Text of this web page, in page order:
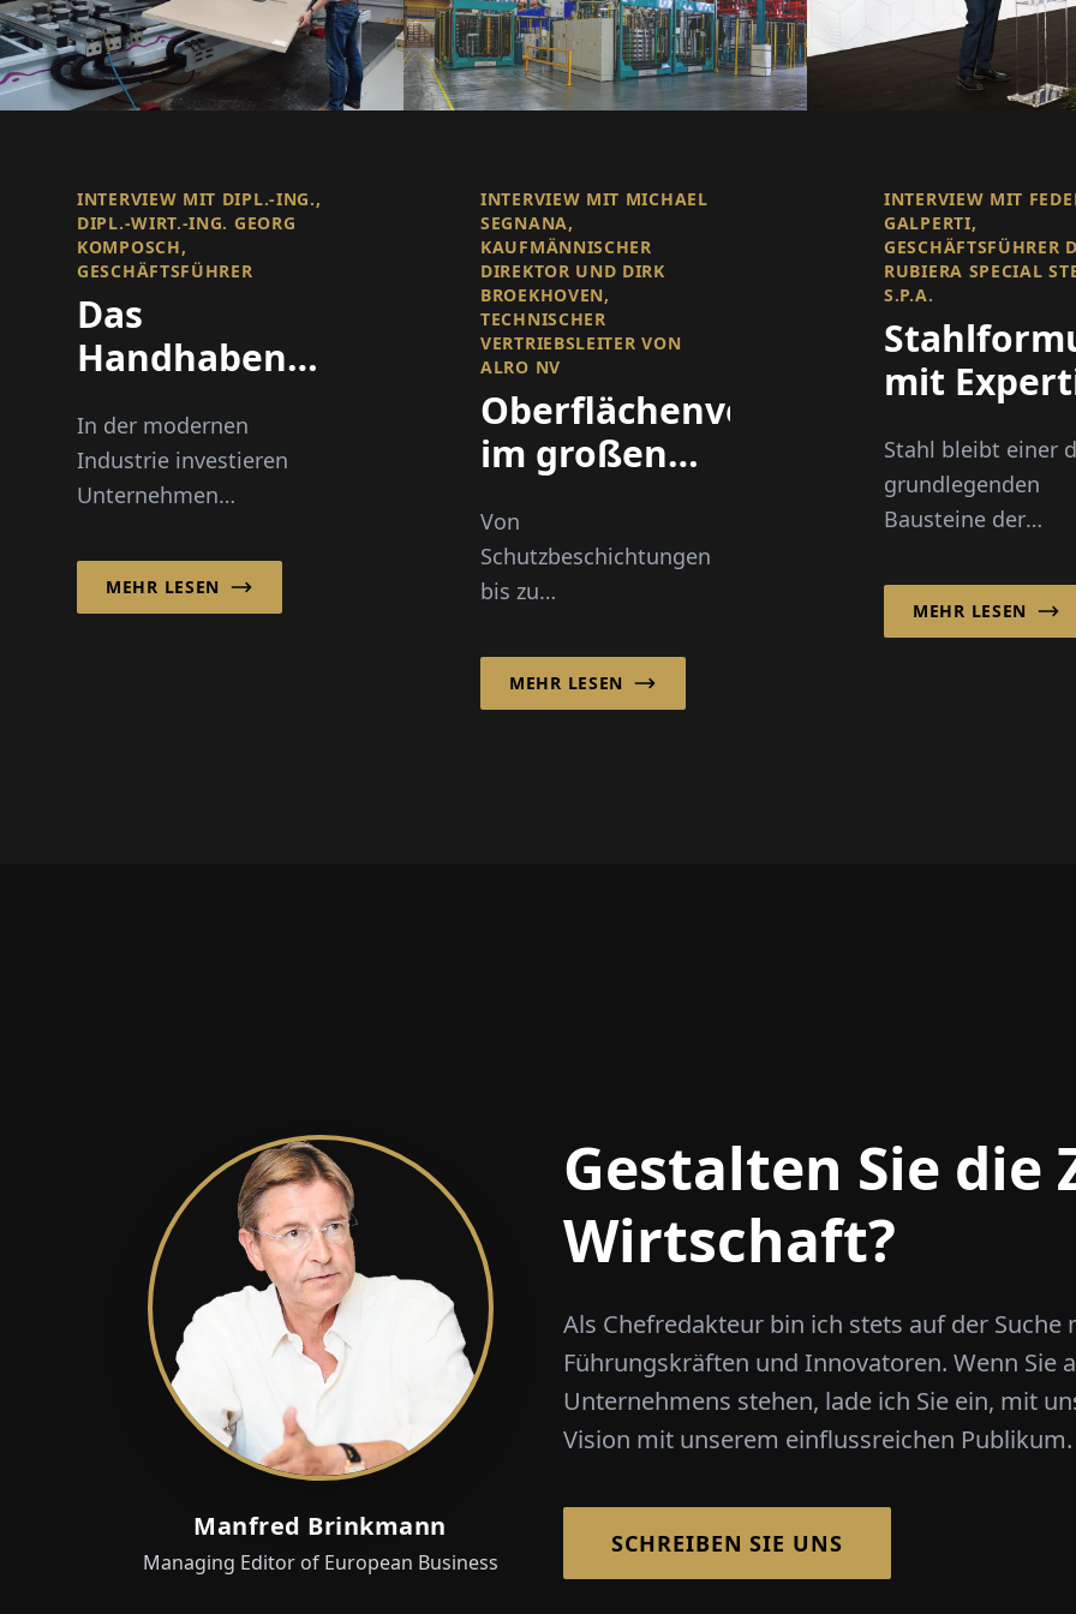
INTERVIEW MIT DIPL.-ING.,
DIPL.-WIRT.-ING. GEORG
KOMPOSCH,
GESCHÄFTSFÜHRER
Das
Handhaben
Lasten
erleichtern
In der modernen
Industrie investieren
Unternehmen
intelligente
Handhabungs- und
MEHR LESEN
INTERVIEW MIT MICHAEL
SEGNANA,
KAUFMÄNNISCHER
DIREKTOR UND DIRK
BROEKHOVEN,
TECHNISCHER
VERTRIEBSLEITER VON
ALRO NV
Oberflächenveredelung
im großen
Von
Schutzbeschichtungen
bis zu
Veredelungsprozessen
hat die industrielle
MEHR LESEN
INTERVIEW MIT
GALPERTI,
GESCHÄFTSFÜHRER
RUBIERA SPECIAL
S.P.A.
mit
Stahl bleibt einer
grundlegenden
Bausteine der
doch seine
wird zunehmend
MEHR LESEN
Manfred Brinkmann
Managing Editor of European Business
Gestalten Sie
Wirtschaft?
Als Chefredakteur bin ich stets auf der
Führungskräften und Innovatoren. Wenn Sie
Unternehmens stehen, lade ich Sie ein, mit
Vision mit unserem einflussreichen Publikum.
SCHREIBEN SIE UNS